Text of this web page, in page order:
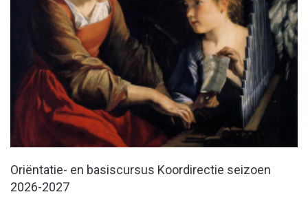
Oriëntatie- en basiscursus Koordirectie seizoen
2026-2027